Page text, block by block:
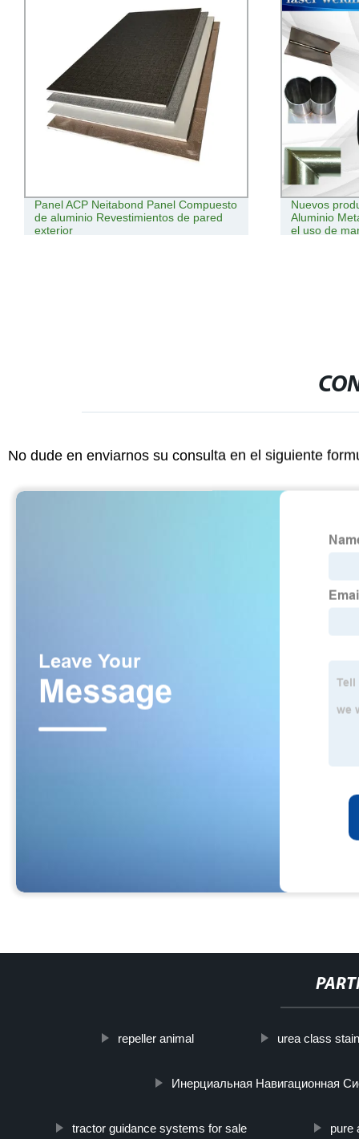
Panel ACP Neitabond Panel Compuesto
de aluminio Revestimientos de pared
exterior
Nuevos
Aluminio
el uso de
No dude en enviarnos su consulta en el siguiente
repeller animal urea class
Инерциальная Навигационная
tractor guidance systems for sale pure